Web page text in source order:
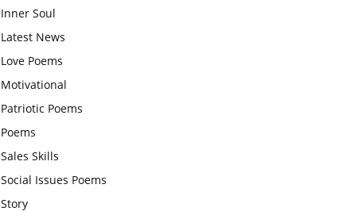
आज का जीवन मंत्र:महिलाएं पुरुषों से
चाहिए और उन्हें पूजनीय दृष्टि से देखना
चाहिए
महिलाएं, करती हैं देवी सावित्री और
Inner Soul
Latest News
Love Poems
Motivational
Patriotic Poems
Poems
Sales Skills
Social Issues Poems
Story